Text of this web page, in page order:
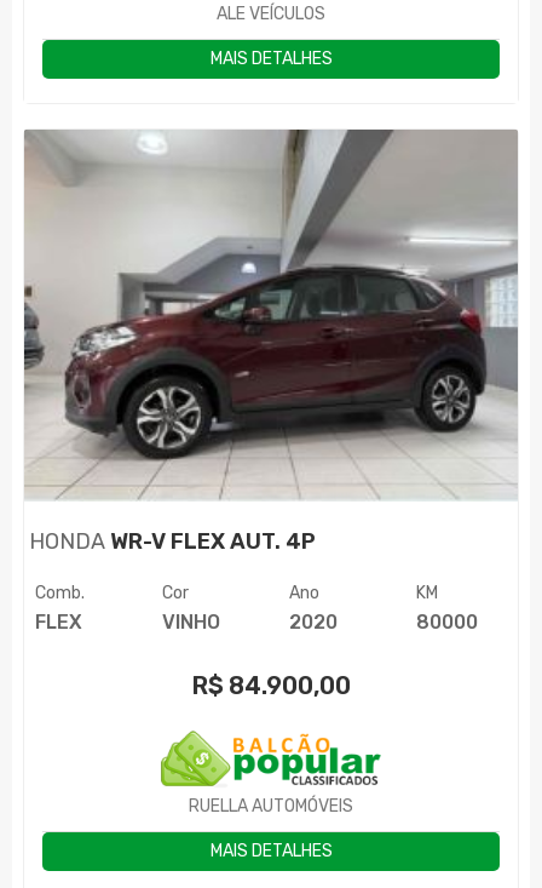
ALE VEÍCULOS
MAIS DETALHES
HONDA WR-V FLEX AUT. 4P
Comb.
FLEX
Cor
VINHO
Ano
2020
KM
80000
R$ 84.900,00
RUELLA AUTOMÓVEIS
MAIS DETALHES